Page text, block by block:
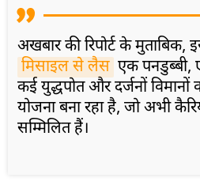
अखबार की रिपोर्ट के
मिसाइल से लैस एक पनडुब्बी,
कई युद्धपोत और दर्जनों
योजना बना रहा है, जो अभी
सम्मिलित हैं।